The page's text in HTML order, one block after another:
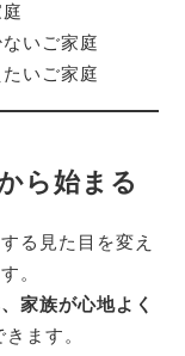
いご家庭
いご家庭
ら始まる
る見た目を変え
。
家族が心地よく
ます。